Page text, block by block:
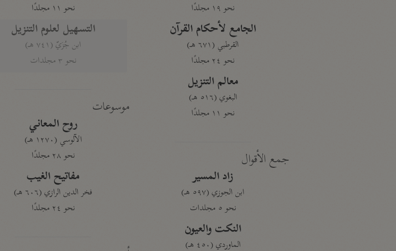
نحو ١٩ مجلدًا
الجامع لأحكام القرآن
القرطبي (٦٧١ هـ)
نحو ٢٤ مجلدًا
معالم التنزيل
البغوي (٥١٦ هـ)
نحو ١١ مجلدًا
جمع الأقوال
زاد المسير
ابن الجوزي (٥٩٧ هـ)
نحو ٥ مجلدات
النكت والعيون
الماوردي (٤٥٠ هـ)
نحو ١١ مجلدًا
التسهيل لعلوم التنزيل
ابن جُزَيّ (٧٤١ هـ)
نحو ٣ مجلدات
موسوعات
روح المعاني
الآلوسي (١٢٧٠ هـ)
نحو ٢٨ مجلدًا
مفاتيح الغيب
فخر الدين الرازي (٦٠٦ هـ)
نحو ٢٤ مجلدًا